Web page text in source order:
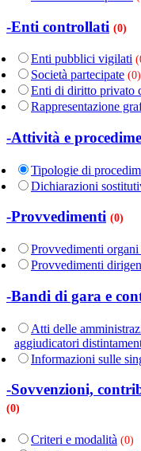
-Enti controllati (0)
Enti pubblici vigilati
Società partecipate (0)
Enti di diritto privato
Rappresentazione
-Attività e
Tipologie di
Dichiarazioni
-Provvedimenti (0)
Provvedimenti
Provvedimenti
-Bandi di gara e
Atti delle
aggiudicatori
Informazioni sulle
-Sovvenzioni,
(0)
Criteri e modalità (0)